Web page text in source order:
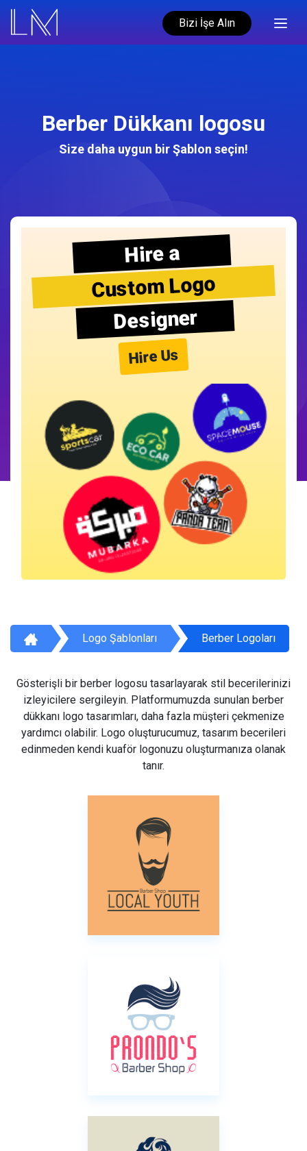
Bizi İşe Alın
Berber Dükkanı logosu
Size daha uygun bir Şablon seçin!
Hire a
Custom Logo
Designer
Hire Us
Logo Şablonları Berber Logoları
Gösterişli bir berber logosu tasarlayarak stil becerilerinizi
izleyicilere sergileyin. Platformumuzda sunulan berber
dükkanı logo tasarımları, daha fazla müşteri çekmenize
yardımcı olabilir. Logo oluşturucumuz, tasarım becerileri
edinmeden kendi kuaför logonuzu oluşturmanıza olanak
tanır.